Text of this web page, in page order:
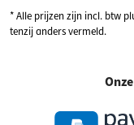
* Alle prijzen zijn incl. btw
tenzij anders vermeld.